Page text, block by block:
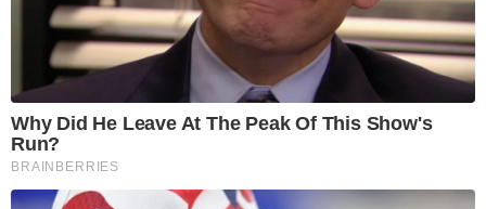
Why Did He Leave At The Peak Of This Show's
Run?
BRAINBERRIES